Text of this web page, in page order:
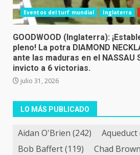
Eventos del turf mundial Inglaterra
GOODWOOD (Inglaterra):
pleno! La potra DIAMOND
ante las maduras en el NASSAU
invicto a 6 victorias.
julio 31, 2026
LO MÁS PUBLICADO
Aidan O'Brien (242) Aqueduct
Bob Baffert(119) Chad Brown